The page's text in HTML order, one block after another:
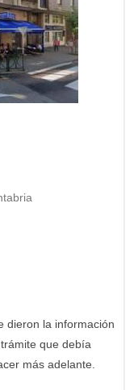
dieron la información
que debía
más adelante.